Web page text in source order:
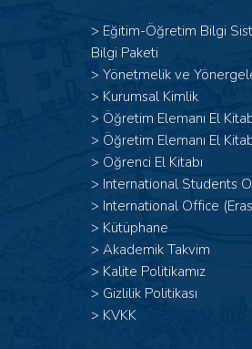
> Eğitim-Öğretim Bilgi
Bilgi Paketi
> Yönetmelik ve
> Kurumsal Kimlik
> Öğretim Elemanı El
> Öğretim Elemanı El
> Öğrenci El Kitabı
> International Students
> International Office
> Kütüphane
> Akademik Takvim
> Kalite Politikamız
> Gizlilik Politikası
> KVKK